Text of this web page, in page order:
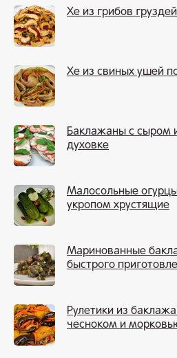
Хе из грибов
Хе из свиных ушей
Баклажаны с сыром
духовке
Малосольные
укропом хрустящие
Маринованные
быстрого
Рулетики из
чесноком и